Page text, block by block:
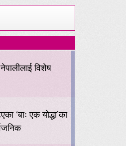
विशेष
‘बाः एक योद्धा’का